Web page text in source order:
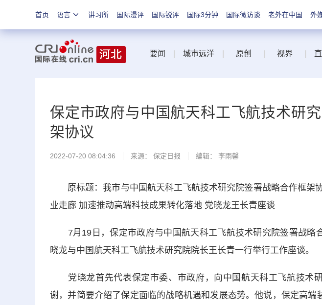
首页 语言 讲习所 国际漫评 国际锐评 国际3分钟 国际微访谈 老外在中国 外
要闻 城市远洋 原创 视界
保定市政府与中国航天科工飞航技术研
架协议
2022-07-20 08:04:36 来源： 保定日报 编辑： 李雨馨
原标题：我市与中国航天科工飞航技术研究院签署战略合作框架
业走廊 加速推动高端科技成果转化落地 党晓龙王长青座谈
7月19日，保定市政府与中国航天科工飞航技术研究院签署战略
晓龙与中国航天科工飞航技术研究院院长王长青一行举行工作座谈。
党晓龙首先代表保定市委、市政府，向中国航天科工飞航技术
谢，并简要介绍了保定面临的战略机遇和发展态势。他说，保定高端